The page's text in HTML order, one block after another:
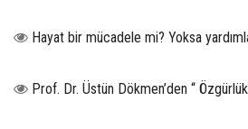
Hayat bir mücadele mi? Yoksa
Prof. Dr. Üstün Dökmen’den “